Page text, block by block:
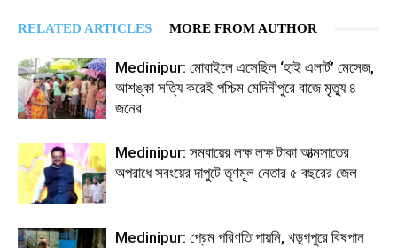
RELATED ARTICLES MORE FROM AUTHOR
Medinipur: মোবাইলে এসেছিল ‘হাই এলার্ট’ মেসেজ,
আশঙ্কা সত্যি করেই পশ্চিম মেদিনীপুরে বাজে মৃত্যু ৪
জনের
Medinipur: সমবায়ের লক্ষ লক্ষ টাকা আত্মসাতের
অপরাধে সবংয়ের দাপুটে তৃণমূল নেতার ৫ বছরের জেল
Medinipur: প্রেম পরিণতি পায়নি, খড়্গপুরে বিষপান